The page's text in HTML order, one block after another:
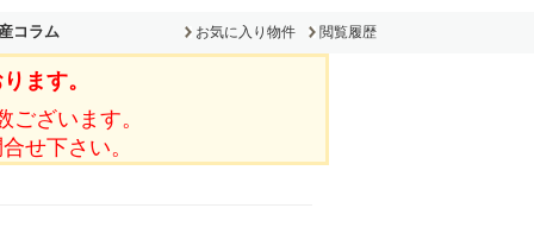
コラム
ム
お気に入り物件 閲覧履歴
ます。
ざいます。
せ下さい。